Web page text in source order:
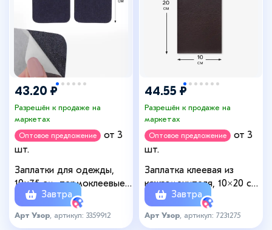
43.20 ₽
Разрешён к продаже на
маркетах
Оптовое предложение
от 3
шт.
Заплатки для одежды,
10×7.5 см, термоклеевые,
пара, цвет джинс
Завтра
Арт Узор , артикул: 3359912
44.55 ₽
Разрешён к продаже на
маркетах
Оптовое предложение
от 3
шт.
Заплатка клеевая из
кожзаменителя, 10×20 см,
тёмно-коричневая
Завтра
Арт Узор , артикул: 7231275